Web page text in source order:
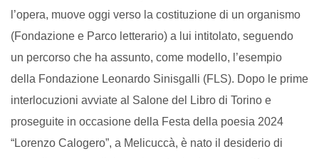
l’opera, muove oggi verso la costituzione di un organismo
(Fondazione e Parco letterario) a lui intitolato, seguendo
un percorso che ha assunto, come modello, l’esempio
della Fondazione Leonardo Sinisgalli (FLS). Dopo le prime
interlocuzioni avviate al Salone del Libro di Torino e
proseguite in occasione della Festa della poesia 2024
“Lorenzo Calogero”, a Melicuccà, è nato il desiderio di